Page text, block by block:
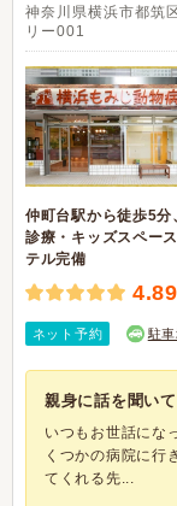
神奈川県横浜市都筑
リー001
仲町台駅から徒歩5分
診療・キッズスペー
テル完備
4.89
ネット予約 駐
親身に話を聞い
いつもお世話にな
くつかの病院に行
てくれる先...